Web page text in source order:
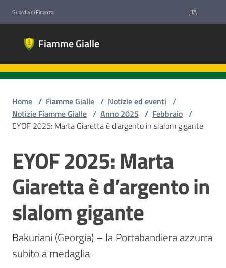
Guardia di Finanza ITA
Fiamme Gialle
Gialle
Gruppi
Sportivi
Finanza
siamo
Discipline
Sezioni
giovanili
Home / Fiamme Gialle / Notizie ed eventi /
Notizie Fiamme Gialle / Anno 2025 / Febbraio /
EYOF 2025: Marta Giaretta è d’argento in slalom gigante
Salta al contenuto
EYOF 2025: Marta
Giaretta è d’argento in
slalom gigante
Bakuriani (Georgia) – la Portabandiera azzurra
subito a medaglia